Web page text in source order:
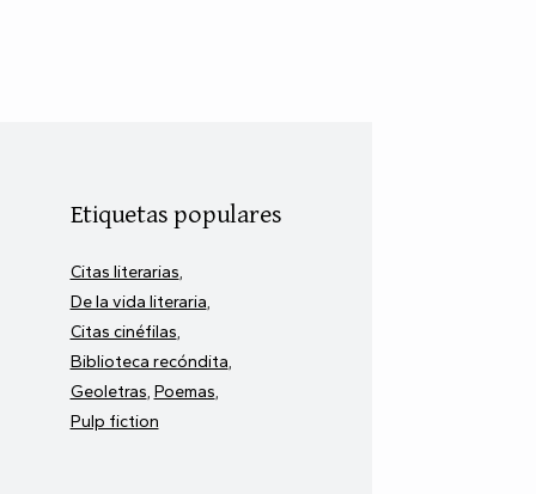
Etiquetas populares
Citas literarias
De la vida literaria
Citas cinéfilas
Biblioteca recóndita
Geoletras Poemas
Pulp fiction